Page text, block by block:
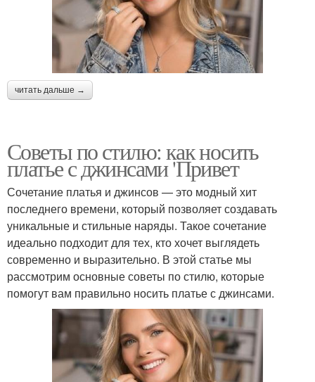
читать дальше →
Советы по стилю: как носить
платье с джинсами 'Привет
Сочетание платья и джинсов — это модный хит
последнего времени, который позволяет создавать
уникальные и стильные наряды. Такое сочетание
идеально подходит для тех, кто хочет выглядеть
современно и выразительно. В этой статье мы
рассмотрим основные советы по стилю, которые
помогут вам правильно носить платье с джинсами.